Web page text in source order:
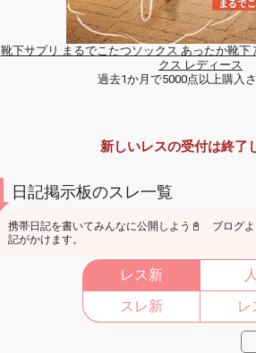
靴下サプリ まるでこたつソックス あったか靴下
クス レディース
過去1か月で5000点以上購入
新しいレスの受付は終了
日記掲示板のスレ一覧
携帯日記を書いてみんなに公開しよう📓 ブログ
記がかけます。
レス新
スレ新
レ